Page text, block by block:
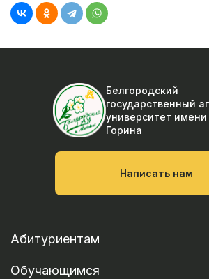
Белгородский
государственный
университет имени
Горина
Написать нам
Абитуриентам
Обучающимся